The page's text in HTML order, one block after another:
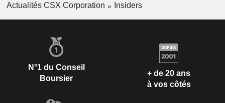
Actualités CSX Corporation
Insiders
N°1 du Conseil
Boursier
+ de 20 ans
à vos côtés